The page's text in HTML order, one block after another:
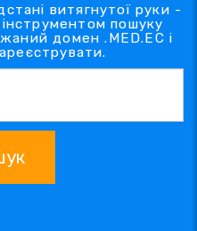
витягнутої руки -
пошуку
домен .MED.EC і